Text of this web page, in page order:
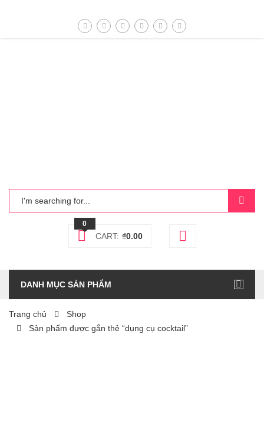
0
CART: ₫0.00
DANH MỤC SẢN PHẨM
Trang chủ
Shop
Sản phẩm được gắn thẻ “dụng cụ cocktail”